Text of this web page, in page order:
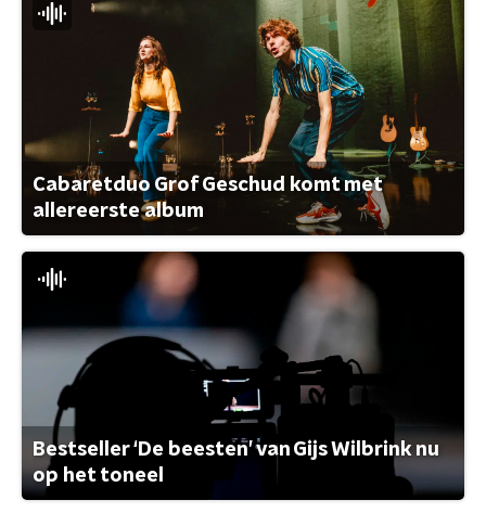
Cabaretduo Grof Geschud komt met
allereerste album
Bestseller ‘De beesten’ van Gijs Wilbrink nu
op het toneel